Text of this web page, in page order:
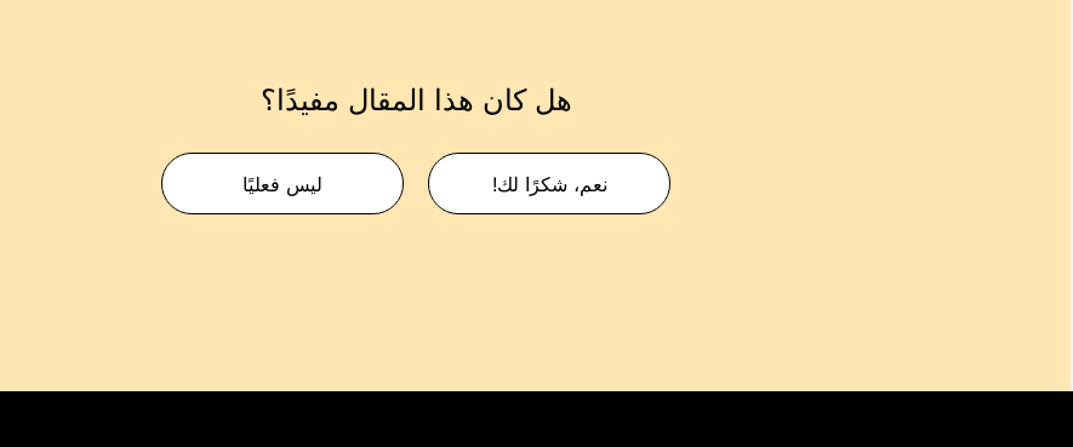
هل كان هذا المقال مفيدًا؟
نعم، شكرًا لك! ليس فعليًا